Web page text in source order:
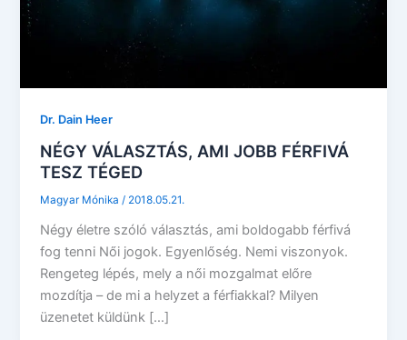
Dr. Dain Heer
NÉGY VÁLASZTÁS, AMI JOBB FÉRFIVÁ
TESZ TÉGED
Magyar Mónika/ 2018.05.21.
Négy életre szóló választás, ami boldogabb férfivá
fog tenni Női jogok. Egyenlőség. Nemi viszonyok.
Rengeteg lépés, mely a női mozgalmat előre
mozdítja – de mi a helyzet a férfiakkal? Milyen
üzenetet küldünk […]